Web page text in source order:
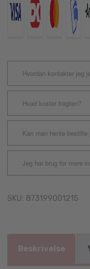
Hvordan kontakter jeg
Hvad koster fragten?
Kan man hente bestilte
Jeg har brug for mere
SKU: 873199001215
Beskrivelse